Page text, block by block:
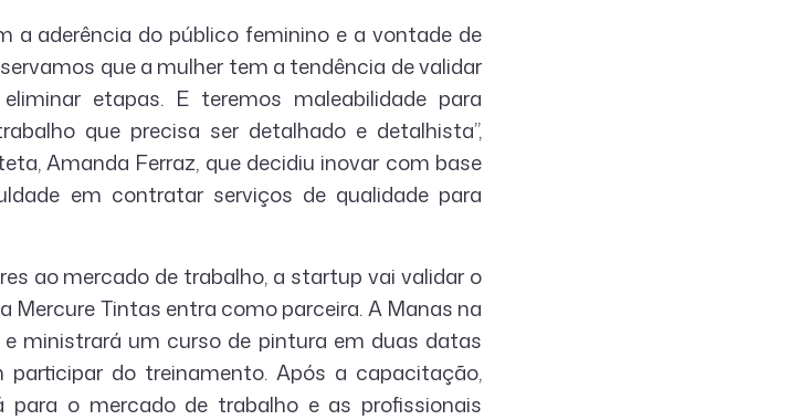
a aderência do público feminino e a vontade de
que a mulher tem a tendência de validar
etapas. E teremos maleabilidade para
que precisa ser detalhado e detalhista”,
Amanda Ferraz, que decidiu inovar com base
em contratar serviços de qualidade para
ao mercado de trabalho, a startup vai validar o
Mercure Tintas entra como parceira. A Manas na
ministrará um curso de pintura em duas datas
participar do treinamento. Após a capacitação,
para o mercado de trabalho e as profissionais